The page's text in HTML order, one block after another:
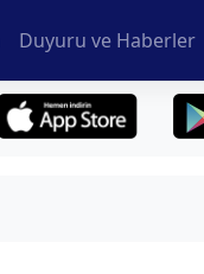
Duyuru ve Haberler